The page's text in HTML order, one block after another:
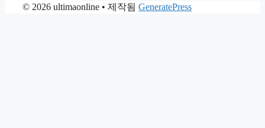
© 2026 ultimaonline • 제작됨 GeneratePress